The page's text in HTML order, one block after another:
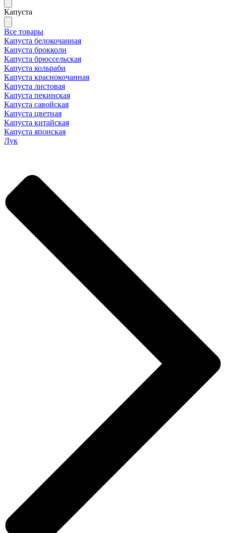
Капуста
Все товары
Капуста белокочанная
Капуста брокколи
Капуста брюссельская
Капуста кольраби
Капуста краснокочанная
Капуста листовая
Капуста пекинская
Капуста савойская
Капуста цветная
Капуста китайская
Капуста японская
Лук